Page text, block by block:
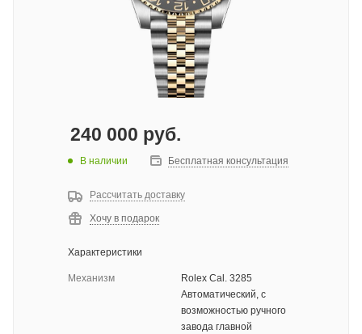
240 000 руб.
В наличии Бесплатная консультация
Рассчитать доставку
Хочу в подарок
Характеристики
Механизм
Rolex Cal. 3285
Автоматический, с
возможностью ручного
завода главной